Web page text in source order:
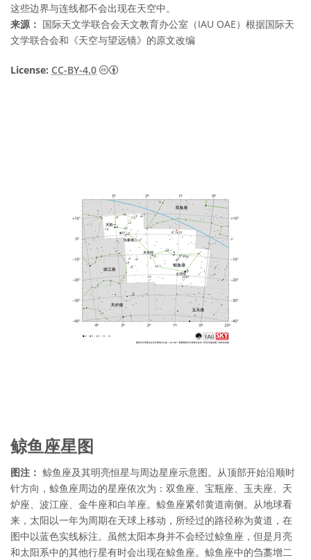
这些边界与连线都不会出现在天空中。
来源： 国际天文学联合会天文教育办公室（IAU OAE）根据国际天
文学联合会和《天空与望远镜》的原文改编
License: CC-BY-4.0 知识共享许可协议 署名 4.0 国际 (CC BY
鲸鱼座星图
图注： 鲸鱼座及其明亮恒星与周边星座示意图。从顶部开始沿顺时
针方向，鲸鱼座周边的星座依次为：双鱼座、宝瓶座、玉夫座、天
炉座、波江座、金牛座和白羊座。鲸鱼座紧邻黄道南侧。从地球看
来，太阳以一年为周期在天球上移动，所经过的路径称为黄道，在
图中以蓝色实线标注。虽然太阳本身并不会经过鲸鱼座，但是月亮
和太阳系中的其他行星有时会出现在鲸鱼座。鲸鱼座中的刍藁增二